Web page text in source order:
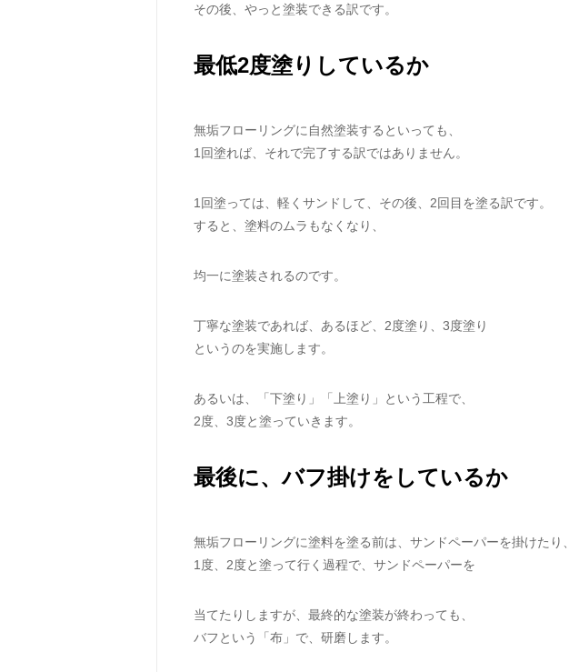
その後、やっと塗装できる訳です。
最低2度塗りしているか
無垢フローリングに自然塗装するといっても、
1回塗れば、それで完了する訳ではありません。
1回塗っては、軽くサンドして、その後、2回目を塗る訳です。
すると、塗料のムラもなくなり、
均一に塗装されるのです。
丁寧な塗装であれば、あるほど、2度塗り、3度塗り
というのを実施します。
あるいは、「下塗り」「上塗り」という工程で、
2度、3度と塗っていきます。
最後に、バフ掛けをしているか
無垢フローリングに塗料を塗る前は、サンドペーパーを掛けたり、
1度、2度と塗って行く過程で、サンドペーパーを
当てたりしますが、最終的な塗装が終わっても、
バフという「布」で、研磨します。